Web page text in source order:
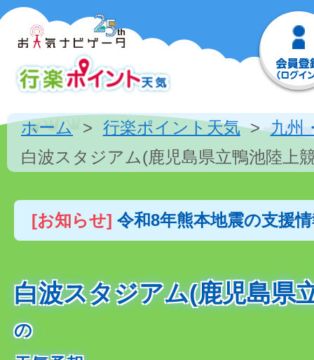
ホーム 行楽ポイント天気
九州
白波スタジアム(鹿児島県立鴨池陸上
[お知らせ] 令和8年熊本地震の支援
白波スタジアム(鹿児島県
の